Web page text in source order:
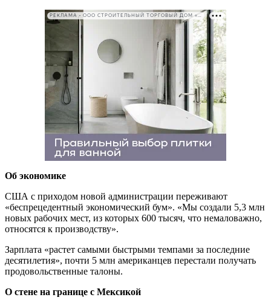
РЕКЛАМА • ООО СТРОИТЕЛЬНЫЙ ТОРГОВЫЙ ДОМ «ПЕТРОВИЧ». ИНН: 7802348846
Об экономике
США с приходом новой администрации переживают
«беспрецедентный экономический бум». «Мы создали 5,3 млн
новых рабочих мест, из которых 600 тысяч, что немаловажно,
относятся к производству».
Зарплата «растет самыми быстрыми темпами за последние
десятилетия», почти 5 млн американцев перестали получать
продовольственные талоны.
О стене на границе с Мексикой